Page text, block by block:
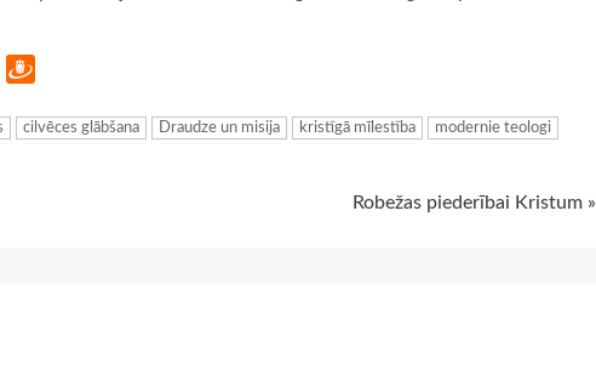
LinkedIn
cilvēces glābšana Draudze un misija kristīgā mīlestība
modernie teologi
Robežas piederībai Kristum »